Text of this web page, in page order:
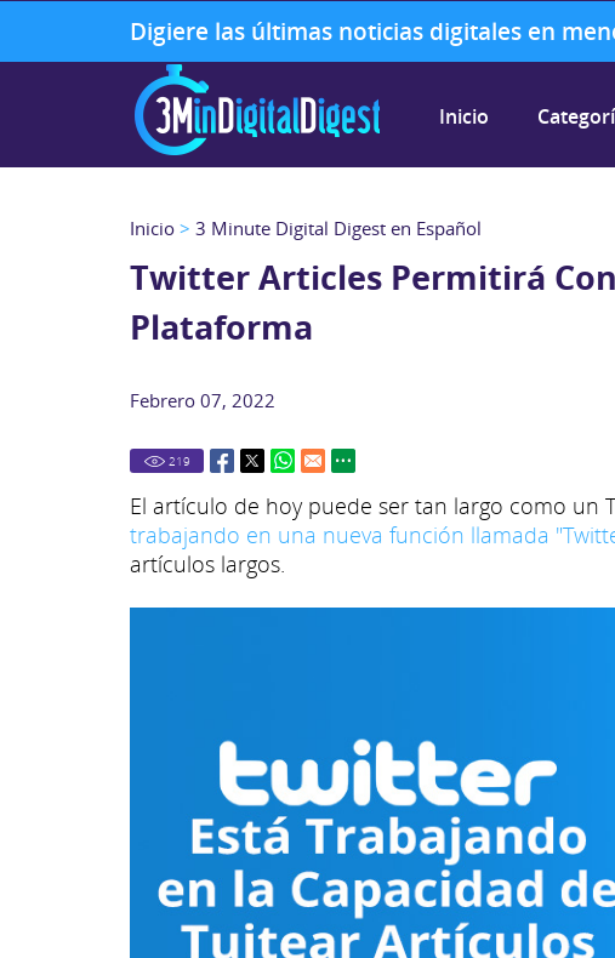
Digiere las últimas noticias digitales en
Inicio
Inicio > 3 Minute Digital Digest en Español
Twitter Articles Permitirá
Plataforma
Febrero 07, 2022
219
El artículo de hoy puede ser tan largo como un
trabajando en una nueva función llamada
artículos largos.